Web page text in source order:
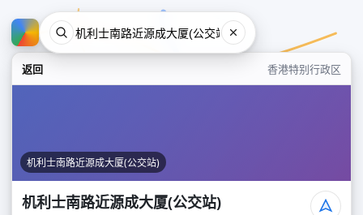
返回 香港特别行政区
机利士南路近源成大厦(公交站)
机利士南路近源成大厦(公交站)